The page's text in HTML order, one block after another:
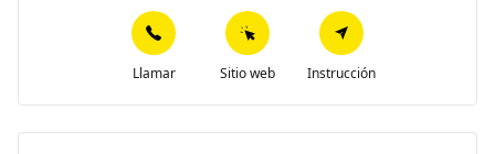
Llamar Sitio web Instrucción